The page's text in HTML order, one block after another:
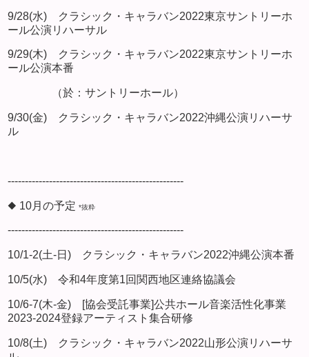
9/28(水) クラシック・キャラバン2022東京サントリーホ
ール公演リハーサル
9/29(木) クラシック・キャラバン2022東京サントリーホ
ール公演本番
（於：サントリーホール）
9/30(金) クラシック・キャラバン2022沖縄公演リハーサ
ル
---------------------------------------------------
◆ 10月の予定 *抜粋
---------------------------------------------------
10/1-2(土-日) クラシック・キャラバン2022沖縄公演本番
10/5(水) 令和4年度第1回関西地区連絡協議会
10/6-7(木-金) [協会受託事業]公共ホール音楽活性化事業
2023-2024登録アーティスト集合研修
10/8(土) クラシック・キャラバン2022山形公演リハーサ